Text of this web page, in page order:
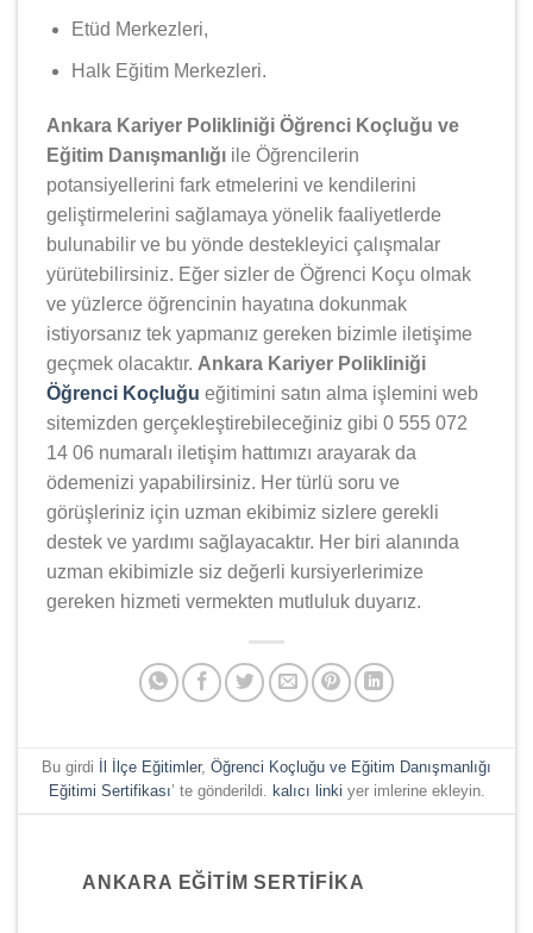
Etüd Merkezleri,
Halk Eğitim Merkezleri.
Ankara Kariyer Polikliniği Öğrenci Koçluğu ve
Eğitim Danışmanlığı ile Öğrencilerin
potansiyellerini fark etmelerini ve kendilerini
geliştirmelerini sağlamaya yönelik faaliyetlerde
bulunabilir ve bu yönde destekleyici çalışmalar
yürütebilirsiniz. Eğer sizler de Öğrenci Koçu olmak
ve yüzlerce öğrencinin hayatına dokunmak
istiyorsanız tek yapmanız gereken bizimle iletişime
geçmek olacaktır. Ankara Kariyer Polikliniği
Öğrenci Koçluğu eğitimini satın alma işlemini web
sitemizden gerçekleştirebileceğiniz gibi 0 555 072
14 06 numaralı iletişim hattımızı arayarak da
ödemenizi yapabilirsiniz. Her türlü soru ve
görüşleriniz için uzman ekibimiz sizlere gerekli
destek ve yardımı sağlayacaktır. Her biri alanında
uzman ekibimizle siz değerli kursiyerlerimize
gereken hizmeti vermekten mutluluk duyarız.
Bu girdi İl İlçe Eğitimler, Öğrenci Koçluğu ve Eğitim Danışmanlığı
Eğitimi Sertifikası’ te gönderildi. kalıcı linki yer imlerine ekleyin.
ANKARA EĞITIM SERTIFIKA